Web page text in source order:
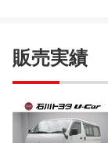
販売実績